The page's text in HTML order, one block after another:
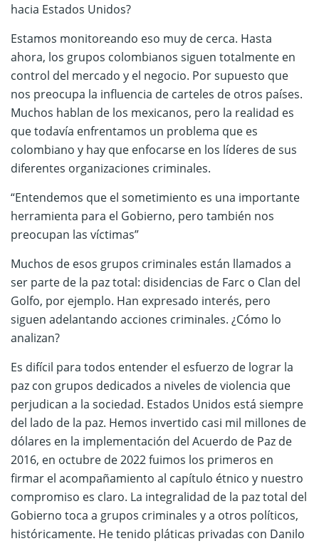
hacia Estados Unidos?
Estamos monitoreando eso muy de cerca. Hasta
ahora, los grupos colombianos siguen totalmente en
control del mercado y el negocio. Por supuesto que
nos preocupa la influencia de carteles de otros países.
Muchos hablan de los mexicanos, pero la realidad es
que todavía enfrentamos un problema que es
colombiano y hay que enfocarse en los líderes de sus
diferentes organizaciones criminales.
“Entendemos que el sometimiento es una importante
herramienta para el Gobierno, pero también nos
preocupan las víctimas”
Muchos de esos grupos criminales están llamados a
ser parte de la paz total: disidencias de Farc o Clan del
Golfo, por ejemplo. Han expresado interés, pero
siguen adelantando acciones criminales. ¿Cómo lo
analizan?
Es difícil para todos entender el esfuerzo de lograr la
paz con grupos dedicados a niveles de violencia que
perjudican a la sociedad. Estados Unidos está siempre
del lado de la paz. Hemos invertido casi mil millones de
dólares en la implementación del Acuerdo de Paz de
2016, en octubre de 2022 fuimos los primeros en
firmar el acompañamiento al capítulo étnico y nuestro
compromiso es claro. La integralidad de la paz total del
Gobierno toca a grupos criminales y a otros políticos,
históricamente. He tenido pláticas privadas con Danilo